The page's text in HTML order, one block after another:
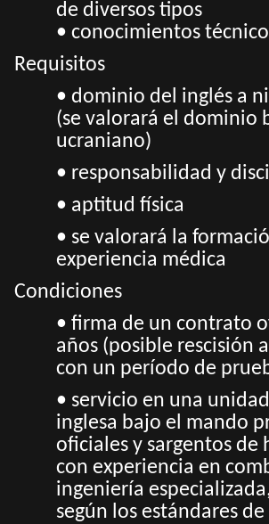
de diversos tipos
• conocimientos
Requisitos
• dominio del inglés a
(se valorará el dominio
ucraniano)
• responsabilidad y
• aptitud física
• se valorará la
experiencia médica
Condiciones
• firma de un contrato
años (posible rescisión
con un período de
• servicio en una
inglesa bajo el mando
oficiales y sargentos de
con experiencia en
ingeniería
según los estándares de